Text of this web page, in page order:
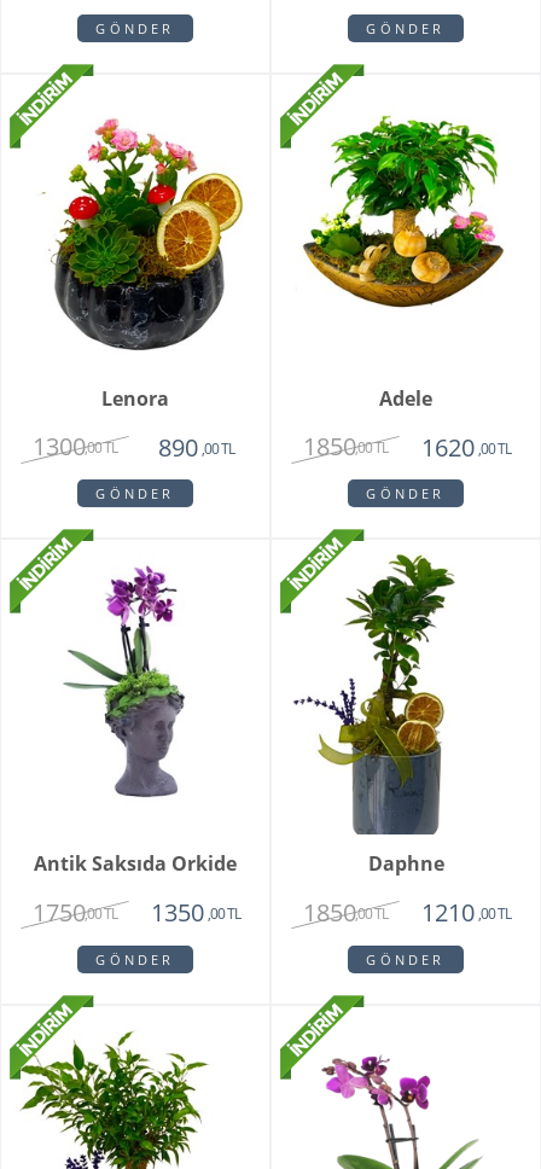
GÖNDER GÖNDER
Lenora
1300,00 TL 890 ,00 TL
GÖNDER
Adele
1850,00 TL 1620 ,00 TL
GÖNDER
Antik Saksıda Orkide
1750,00 TL 1350 ,00 TL
GÖNDER
Daphne
1850,00 TL 1210 ,00 TL
GÖNDER